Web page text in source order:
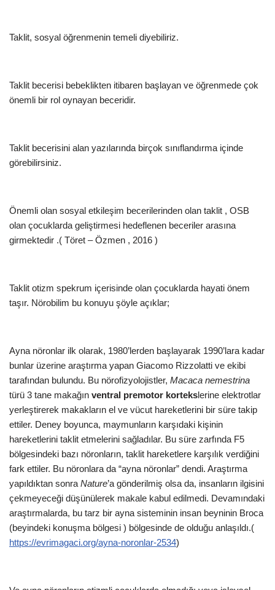
Taklit, sosyal öğrenmenin temeli diyebiliriz.
Taklit becerisi bebeklikten itibaren başlayan ve öğrenmede çok
önemli bir rol oynayan beceridir.
Taklit becerisini alan yazılarında birçok sınıflandırma içinde
görebilirsiniz.
Önemli olan sosyal etkileşim becerilerinden olan taklit , OSB
olan çocuklarda geliştirmesi hedeflenen beceriler arasına
girmektedir .( Töret – Özmen , 2016 )
Taklit otizm spekrum içerisinde olan çocuklarda hayati önem
taşır. Nörobilim bu konuyu şöyle açıklar;
Ayna nöronlar ilk olarak, 1980’lerden başlayarak 1990’lara kadar
bunlar üzerine araştırma yapan Giacomo Rizzolatti ve ekibi
tarafından bulundu. Bu nörofizyolojistler, Macaca nemestrina
türü 3 tane makağın ventral premotor kortekslerine elektrotlar
yerleştirerek makakların el ve vücut hareketlerini bir süre takip
ettiler. Deney boyunca, maymunların karşıdaki kişinin
hareketlerini taklit etmelerini sağladılar. Bu süre zarfında F5
bölgesindeki bazı nöronların, taklit hareketlere karşılık verdiğini
fark ettiler. Bu nöronlara da “ayna nöronlar” dendi. Araştırma
yapıldıktan sonra Nature’a gönderilmiş olsa da, insanların ilgisini
çekmeyeceği düşünülerek makale kabul edilmedi. Devamındaki
araştırmalarda, bu tarz bir ayna sisteminin insan beyninin Broca
(beyindeki konuşma bölgesi ) bölgesinde de olduğu anlaşıldı.(
https://evrimagaci.org/ayna-noronlar-2534)